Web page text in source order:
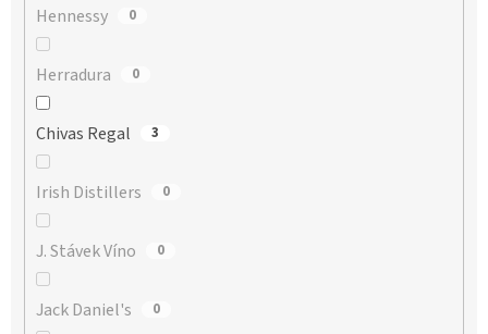
Hennessy 0
Herradura 0
Chivas Regal 3
Irish Distillers 0
J. Stávek Víno 0
Jack Daniel's 0